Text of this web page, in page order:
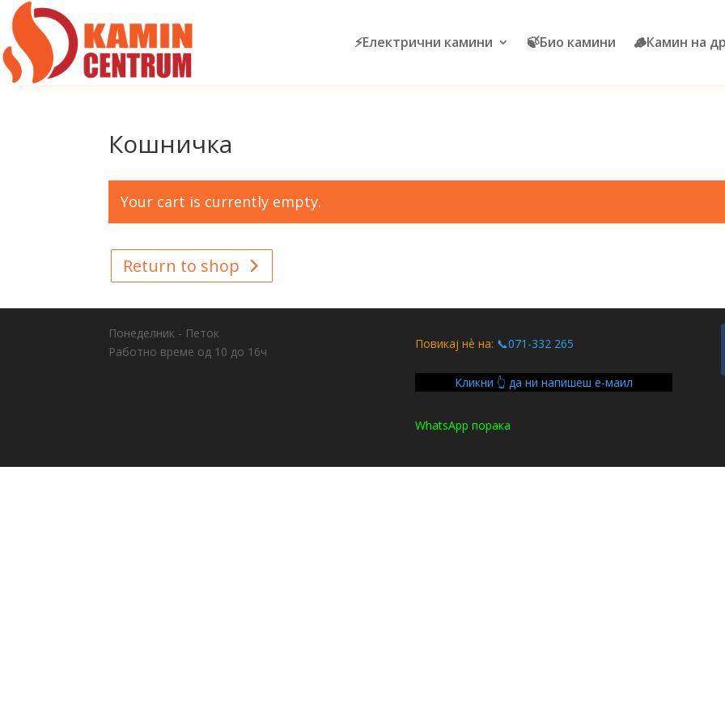
⚡Електрични камини 🍃Био камини 🪵Камин на
Кошничка
Your cart is currently empty.
Return to shop
Понеделник - Петок
Работно време од 10 до 16ч
Повикај нѐ на: 📞071-332 265
Кликни 👆 да ни напишеш е-маил
WhatsApp порака